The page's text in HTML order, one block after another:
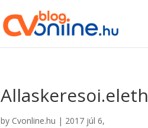
by Cvonline.hu | 2017 júl 6,